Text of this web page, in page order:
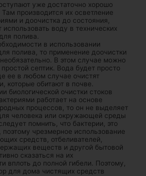
уже достаточно хорошо
производится их осветление
и доочистка до состояния,
использовать воду в технических
полива.
в использовании
полива, то применение доочистки
В этом случае можно
септик. Вода будет просто
ее в любом случае очистят
которые обитают в почве.
биологической очистки стоков
работает на основе
процессов, то он не выделяет
человека или окружающей среды
помнить, что бактерии, это
чрезмерное использование
средств, отбеливателей,
веществ и другой бытовой
сказаться на их
вплоть до полной гибели. Поэтому,
для дома чистящих средств